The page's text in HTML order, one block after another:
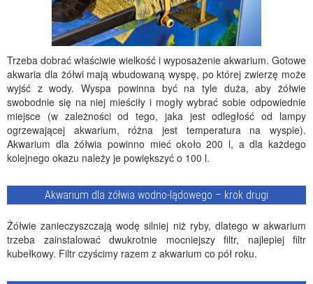
Trzeba dobrać właściwie wielkość i wyposażenie akwarium. Gotowe
akwaria dla żółwi mają wbudowaną wyspę, po której zwierzę może
wyjść z wody. Wyspa powinna być na tyle duża, aby żółwie
swobodnie się na niej mieściły i mogły wybrać sobie odpowiednie
miejsce (w zależności od tego, jaka jest odległość od lampy
ogrzewającej akwarium, różna jest temperatura na wyspie).
Akwarium dla żółwia powinno mieć około 200 l, a dla każdego
kolejnego okazu należy je powiększyć o 100 l.
Akwarium dla żółwia wodno-lądowego – krok drugi
Żółwie zanieczyszczają wodę silniej niż ryby, dlatego w akwarium
trzeba zainstalować dwukrotnie mocniejszy filtr, najlepiej filtr
kubełkowy. Filtr czyścimy razem z akwarium co pół roku.